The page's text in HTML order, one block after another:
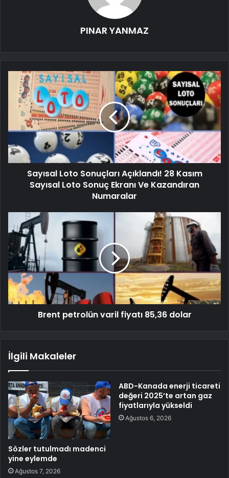
PINAR YANMAZ
Sayısal Loto Sonuçları Açıklandı! 28 Kasım
Sayısal Loto Sonuç Ekranı Ve Kazandıran
Numaralar
Brent petrolün varil fiyatı 85,36 dolar
İlgili Makaleler
Sözler tutulmadı madenci
yine eylemde
Ağustos 7, 2026
ABD-Kanada enerji ticareti
değeri 2025’te artan gaz
fiyatlarıyla yükseldi
Ağustos 6, 2026